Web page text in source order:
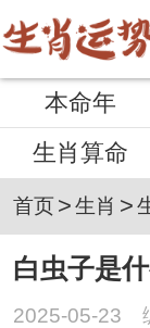
本命年
生肖算命
首页>生肖 >
白虫子是
2025-05-23